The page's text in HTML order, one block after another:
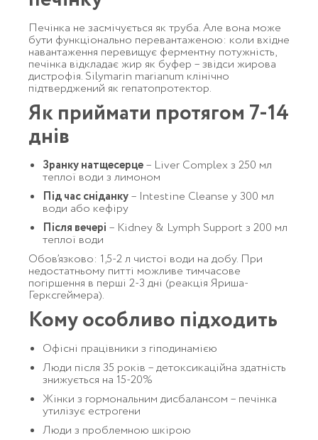
Печінка не засмічується як труба. Але вона може
бути функціонально перевантаженою: коли вхідне
навантаження перевищує ферментну потужність,
печінка відкладає жир як буфер – звідси жирова
дистрофія. Silymarin marianum клінічно
підтверджений як гепатопротектор.
Як приймати протягом 7-14
днів
Зранку натщесерце– Liver Complex з 250 мл
теплої води з лимоном
Під час сніданку– Intestine Cleanse у 300 мл
води або кефіру
Після вечері – Kidney & Lymph Support з 200 мл
теплої води
Обов’язково: 1,5-2 л чистої води на добу. При
недостатньому питті можливе тимчасове
погіршення в перші 2-3 дні (реакція Яриша-
Герксгеймера).
Кому особливо підходить
Офісні працівники з гіподинамією
Люди після 35 років – детоксикаційна здатність
знижується на 15-20%
Жінки з гормональним дисбалансом – печінка
утилізує естрогени
Люди з проблемною шкірою